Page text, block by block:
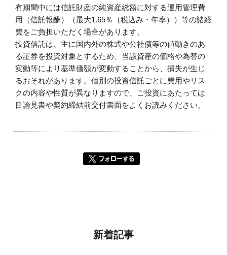
有期間中には信託財産の純資産総額に対する運用管理費
用（信託報酬）（最大1.65％（税込み・年率））等の諸経
費をご負担いただく場合があります。
投資信託は、主に国内外の株式や公社債等の値動きのあ
る証券を投資対象とするため、当該資産の価格や為替の
変動等により基準価額が変動することから、損失が生じ
るおそれがあります。個別の投資信託ごとに費用やリス
クの内容や性質が異なりますので、ご投資にあたっては
目論見書や契約締結前交付書面をよくお読みください。
新着記事